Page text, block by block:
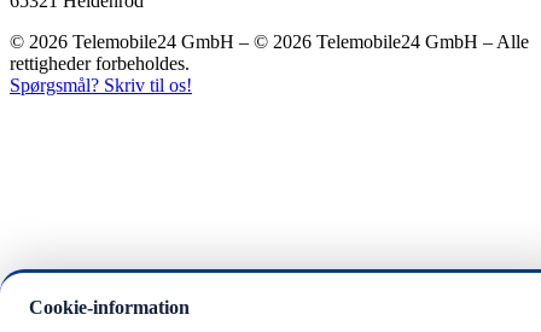
© 2026 Telemobile24 GmbH – © 2026 Telemobile24 GmbH – Alle
rettigheder forbeholdes.
Spørgsmål? Skriv til os!
Cookie-information